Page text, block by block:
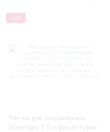
-18%
Миска для смешивания
Essentials 3.5 л фиолетовая